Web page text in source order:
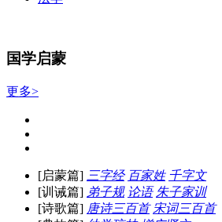
国学启蒙
更多>
[启蒙篇] 三字经 百家姓 千字文
[训诫篇] 弟子规 论语 朱子家训
[诗歌篇] 唐诗三百首 宋词三百首